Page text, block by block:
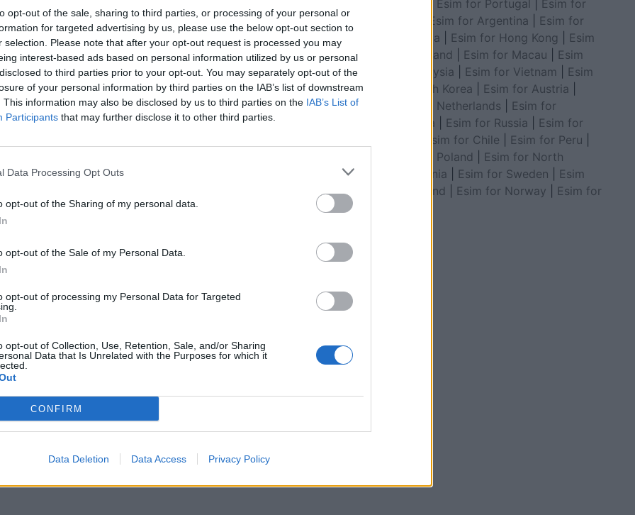
opt-out of the sale, sharing to third parties, or processing of your personal or
for targeted advertising by us, please use the below opt-out section to
selection. Please note that after your opt-out request is processed you may
interest-based ads based on personal information utilized by us or personal
to third parties prior to your opt-out. You may separately opt-out of the
of your personal information by third parties on the IAB’s list of downstream
This information may also be disclosed by us to third parties on the IAB’s List of
Participants that may further disclose it to other third parties.
Data Processing Opt Outs
opt-out of the Sharing of my personal data.
opt-out of the Sale of my Personal Data.
opt-out of processing my Personal Data for Targeted
opt-out of Collection, Use, Retention, Sale, and/or Sharing
Data that Is Unrelated with the Purposes for which it
CONFIRM
Data Deletion Data Access Privacy Policy
energjike vetë.
mund të ishte Jori.
asnjëherë asnjëlloj droge.
e pinë shumë çajin.
më çaj.
bën xhiron e rrjetit, Jori bën
të brendshme
dhe Luizit? Dy ish-banorët tregojnë çfarë
panë
Esim for Portugal
Esim for
Esim for Argentina
Esim for
Colombia
Esim for Hong Kong
Esim
for Thailand
Esim for Macau
Esim
for Malaysia
Esim for Vietnam
Esim
for South Korea
Esim for Austria
Esim for Netherlands
Esim for
Australia
Esim for Russia
Esim for
Esim for Chile Esim for Peru
Esim for Poland
Esim for North
Macedonia
Esim for Sweden
Esim
for Finland
Esim for Norway
Esim for